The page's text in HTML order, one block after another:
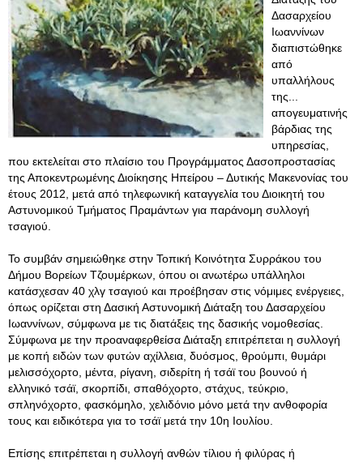
Δασαρχείου
Ιωαννίνων
διαπιστώθηκε
από
υπαλλήλους
της...
απογευματινής
βάρδιας της
υπηρεσίας,
που εκτελείται στο πλαίσιο του Προγράμματος Δασοπροστασίας
της Αποκεντρωμένης Διοίκησης Ηπείρου – Δυτικής Μακενονίας του
έτους 2012, μετά από τηλεφωνική καταγγελία του Διοικητή του
Αστυνομικού Τμήματος Πραμάντων για παράνομη συλλογή
τσαγιού.
To συμβάν σημειώθηκε στην Τοπική Κοινότητα Συρράκου του
Δήμου Βορείων Τζουμέρκων, όπου οι ανωτέρω υπάλληλοι
κατάσχεσαν 40 χλγ τσαγιού και προέβησαν στις νόμιμες ενέργειες,
όπως ορίζεται στη Δασική Αστυνομική Διάταξη του Δασαρχείου
Ιωαννίνων, σύμφωνα με τις διατάξεις της δασικής νομοθεσίας.
Σύμφωνα με την προαναφερθείσα Διάταξη επιτρέπεται η συλλογή
με κοπή ειδών των φυτών αχίλλεια, δυόσμος, θρούμπι, θυμάρι
μελισσόχορτο, μέντα, ρίγανη, σιδερίτη ή τσάϊ του βουνού ή
ελληνικό τσάϊ, σκορπίδι, σπαθόχορτο, στάχυς, τεύκριο,
σπληνόχορτο, φασκόμηλο, χελιδόνιο μόνο μετά την ανθοφορία
τους και ειδικότερα για το τσάϊ μετά την 10η Ιουλίου.
Επίσης επιτρέπεται η συλλογή ανθών τίλιου ή φιλύρας ή